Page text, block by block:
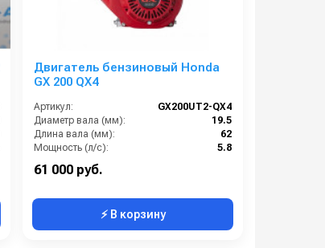
Двигатель бензиновый Honda
GX 200 QX4
Артикул:
GX200UT2-QX4
Диаметр вала (мм):
19.5
Длина вала (мм):
62
Мощность (л/с):
5.8
61 000 руб.
⚡ В корзину